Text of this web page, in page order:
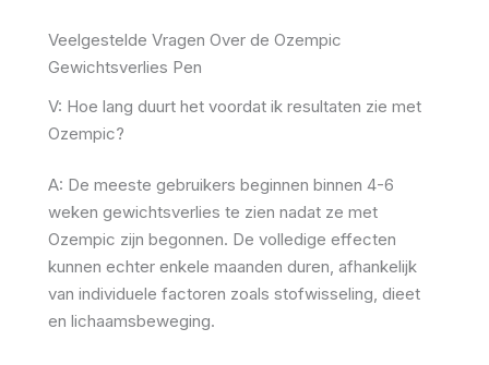
Veelgestelde Vragen Over de Ozempic
Gewichtsverlies Pen
V: Hoe lang duurt het voordat ik resultaten zie met
Ozempic?
A: De meeste gebruikers beginnen binnen 4-6
weken gewichtsverlies te zien nadat ze met
Ozempic zijn begonnen. De volledige effecten
kunnen echter enkele maanden duren, afhankelijk
van individuele factoren zoals stofwisseling, dieet
en lichaamsbeweging.